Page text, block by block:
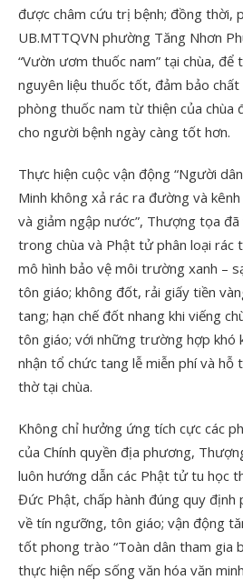
được châm cứu trị bệnh; đồng thời,
UB.MTTQVN phường Tăng Nhơn
“Vườn ươm thuốc nam” tại chùa,
nguyên liệu thuốc tốt, đảm bảo chất
phòng thuốc nam từ thiện của chùa
cho người bệnh ngày càng tốt hơn.
Thực hiện cuộc vận động “Người
Minh không xả rác ra đường và
và giảm ngập nước”, Thượng tọa
trong chùa và Phật tử phân loại rác
mô hình bảo vệ môi trường xanh –
tôn giáo; không đốt, rải giấy tiền
tang; hạn chế đốt nhang khi viếng
tôn giáo; với những trường hợp khó
nhận tổ chức tang lễ miễn phí và
thờ tại chùa.
Không chỉ hưởng ứng tích cực các
của Chính quyền địa phương,
luôn hướng dẫn các Phật tử tu học
Đức Phật, chấp hành đúng quy định
về tín ngưỡng, tôn giáo; vận động
tốt phong trào “Toàn dân tham gia
thực hiện nếp sống văn hóa văn